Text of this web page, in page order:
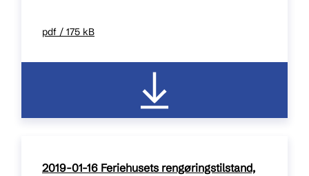
pdf / 175 kB
2019-01-16 Feriehusets rengøringstilstand,